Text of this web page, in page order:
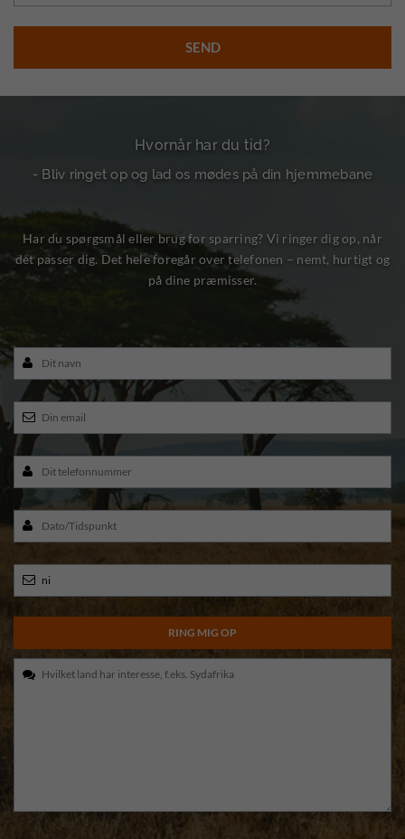
Hvornår har du tid?
- Bliv ringet op og lad os mødes på din hjemmebane
Har du spørgsmål eller brug for sparring? Vi ringer dig op, når
det passer dig. Det hele foregår over telefonen – nemt, hurtigt og
på dine præmisser.